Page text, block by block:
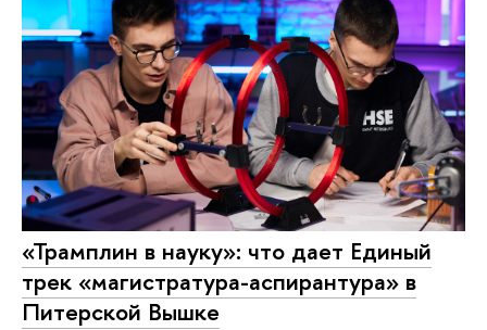
«Трамплин в науку»: что дает Единый
трек «магистратура-аспирантура» в
Питерской Вышке